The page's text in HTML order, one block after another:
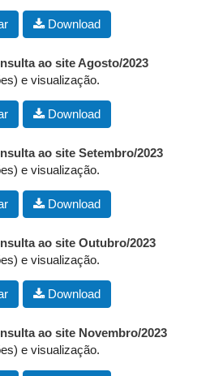
Download
ao site Agosto/2023
e visualização.
Download
ao site Setembro/2023
e visualização.
Download
ao site Outubro/2023
e visualização.
Download
ao site Novembro/2023
e visualização.